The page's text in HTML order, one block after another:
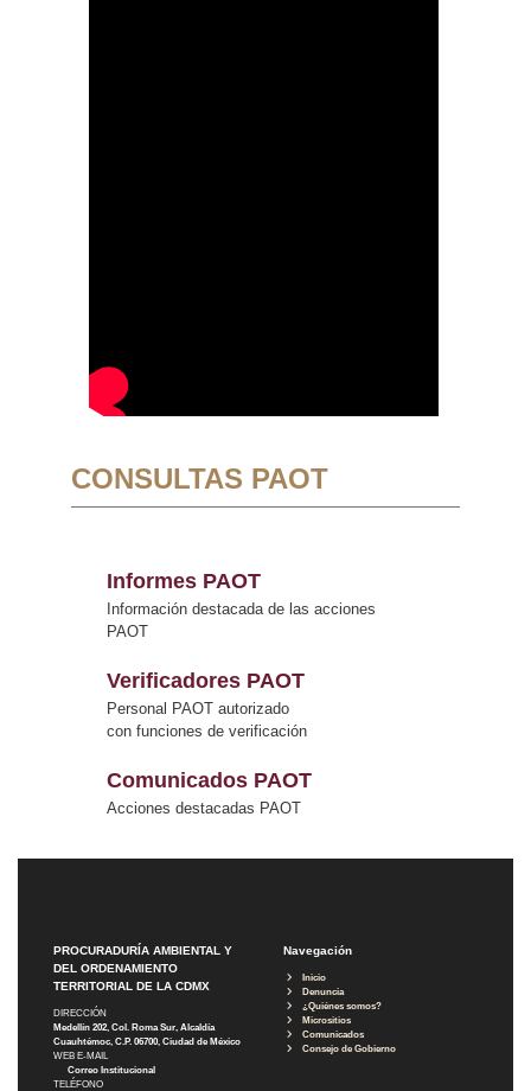
CONSULTAS PAOT
Informes PAOT
Información destacada de las acciones
PAOT
Verificadores PAOT
Personal PAOT autorizado
con funciones de verificación
Comunicados PAOT
Acciones destacadas PAOT
PROCURADURÍA AMBIENTAL Y
DEL ORDENAMIENTO
TERRITORIAL DE LA CDMX
DIRECCIÓN
Medellín 202, Col. Roma Sur, Alcaldía
Cuauhtémoc, C.P. 06700, Ciudad de México
WEB E-MAIL
Correo Institucional
TELÉFONO
Navegación
Inicio
Denuncia
¿Quiénes somos?
Micrositios
Comunicados
Consejo de Gobierno